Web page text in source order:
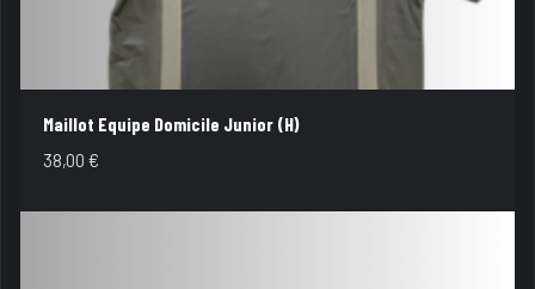
Maillot Equipe Domicile Junior (H)
38,00€